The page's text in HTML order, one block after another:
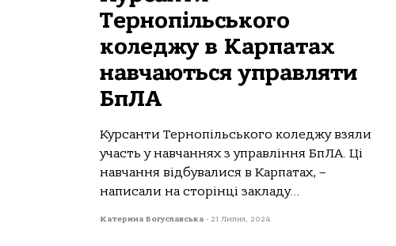
Тернопільського
коледжу в Карпатах
навчаються управляти
БпЛА
Курсанти Тернопільського коледжу взяли
участь у навчаннях з управління БпЛА. Ці
навчання відбувалися в Карпатах, –
написали на сторінці закладу...
Катерина Богуславська - 21 Липня, 2024